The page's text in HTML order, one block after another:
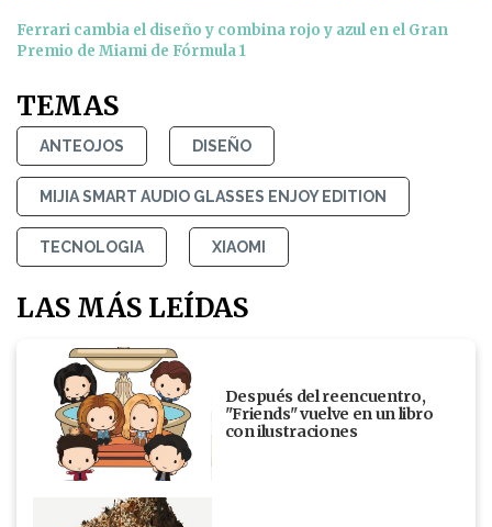
Ferrari cambia el diseño y combina rojo y azul en el Gran
Premio de Miami de Fórmula 1
TEMAS
ANTEOJOS DISEÑO
MIJIA SMART AUDIO GLASSES ENJOY EDITION
TECNOLOGIA XIAOMI
LAS MÁS LEÍDAS
Después del reencuentro,
"Friends" vuelve en un libro
con ilustraciones